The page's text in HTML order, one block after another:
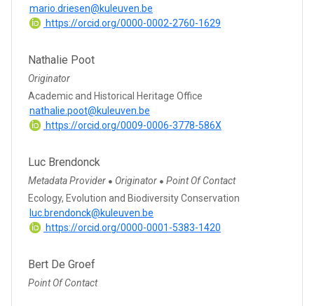
mario.driesen@kuleuven.be
https://orcid.org/0000-0002-2760-1629
Nathalie Poot
Originator
Academic and Historical Heritage Office
nathalie.poot@kuleuven.be
https://orcid.org/0009-0006-3778-586X
Luc Brendonck
Metadata Provider ● Originator ● Point Of Contact
Ecology, Evolution and Biodiversity Conservation
luc.brendonck@kuleuven.be
https://orcid.org/0000-0001-5383-1420
Bert De Groef
Point Of Contact